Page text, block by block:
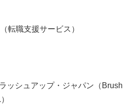
転職支援サービス）
ッシュアップ・ジャパン（Brush